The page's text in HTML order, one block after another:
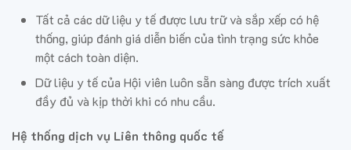
Tất cả các dữ liệu y tế được lưu trữ và sắp xếp có hệ
thống, giúp đánh giá diễn biến của tình trạng sức khỏe
một cách toàn diện.
Dữ liệu y tế của Hội viên luôn sẵn sàng được trích xuất
đầy đủ và kịp thời khi có nhu cầu.
Hệ thống dịch vụ Liên thông quốc tế